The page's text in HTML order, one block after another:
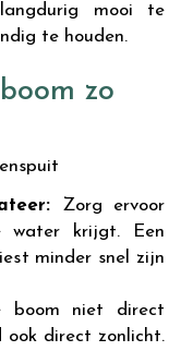
mooi te
te houden.
zo
Zorg ervoor
water krijgt. Een
minder snel zijn
niet direct
ook direct zonlicht.